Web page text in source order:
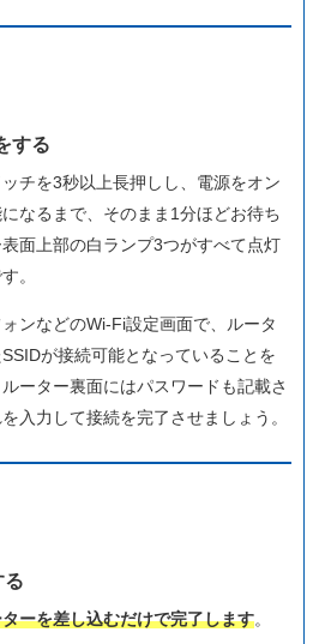
する
チを3秒以上長押しし、電源をオン
なるまで、そのまま1分ほどお待ち
面上部の白ランプ3つがすべて点灯
。
ンなどのWi-Fi設定画面で、ルータ
が接続可能となっていることを
ーター裏面にはパスワードも記載さ
入力して接続を完了させましょう。
る
ーを差し込むだけで完了します。